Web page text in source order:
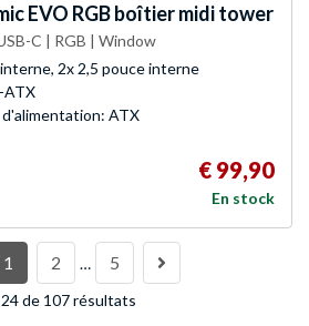
EVO RGB boîtier midi tower
C | RGB | Window
2x 2,5 pouce interne
ATX
ATX
€ 99,90
En stock
1 2 … 5
de 107 résultats